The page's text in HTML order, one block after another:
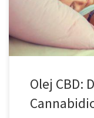
narkotykami – ale to
Olej CBD: